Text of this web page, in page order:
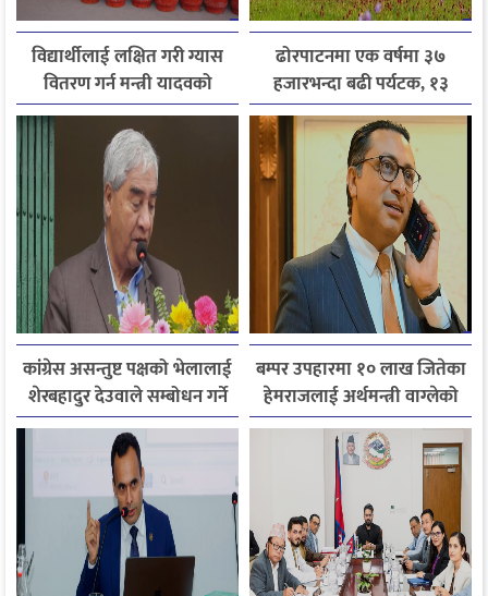
विद्यार्थीलाई लक्षित गरी ग्यास
वितरण गर्न मन्त्री यादवको
निर्देशन
ढोरपाटनमा एक वर्षमा ३७
हजारभन्दा बढी पर्यटक, १३
हजारले बढ्यो आगमन
कांग्रेस असन्तुष्ट पक्षको भेलालाई
शेरबहादुर देउवाले सम्बोधन गर्ने
बम्पर उपहारमा १० लाख जितेका
हेमराजलाई अर्थमन्त्री वाग्लेको
फोन, रुपन्देहीकी सपनाले
जितिन् एक लाख